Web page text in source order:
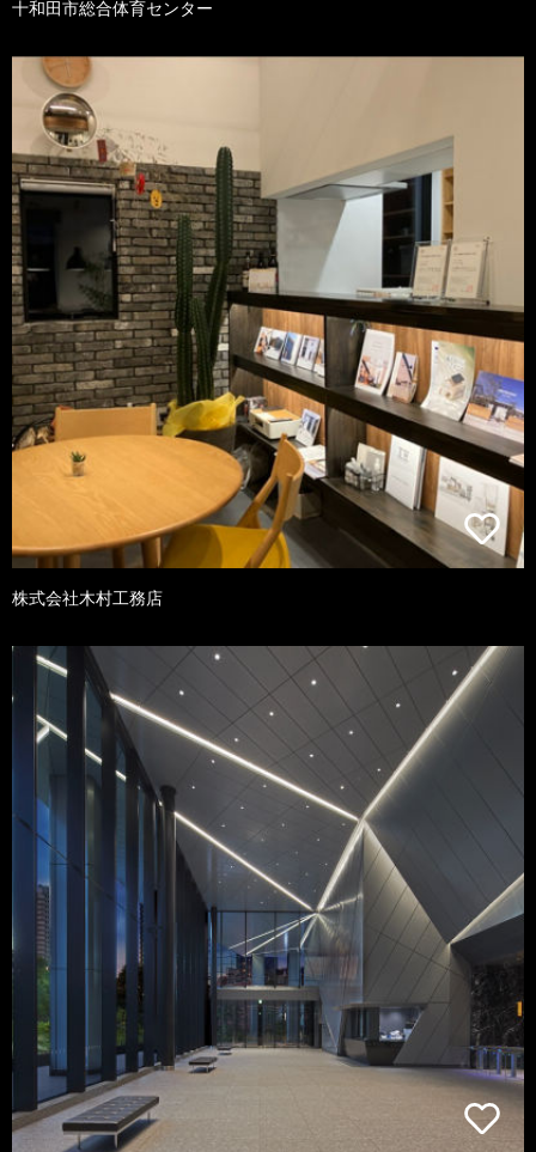
十和田市総合体育センター
株式会社木村工務店